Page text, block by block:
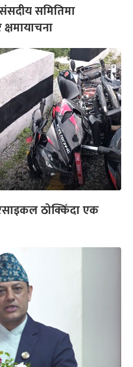
समितिमा
ठोक्किँदा एक